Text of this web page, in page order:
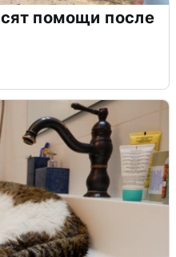
помощи после